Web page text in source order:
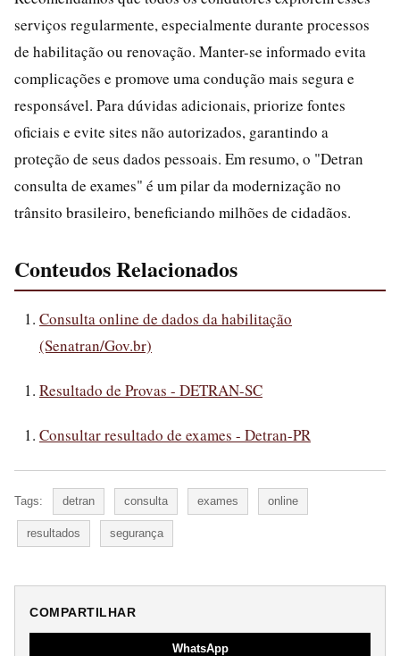
serviços regularmente, especialmente durante processos
de habilitação ou renovação. Manter-se informado evita
complicações e promove uma condução mais segura e
responsável. Para dúvidas adicionais, priorize fontes
oficiais e evite sites não autorizados, garantindo a
proteção de seus dados pessoais. Em resumo, o "Detran
consulta de exames" é um pilar da modernização no
trânsito brasileiro, beneficiando milhões de cidadãos.
Conteudos Relacionados
Consulta online de dados da habilitação
(Senatran/Gov.br)
Resultado de Provas - DETRAN-SC
Consultar resultado de exames - Detran-PR
Tags: detran consulta exames online
resultados segurança
COMPARTILHAR
WhatsApp